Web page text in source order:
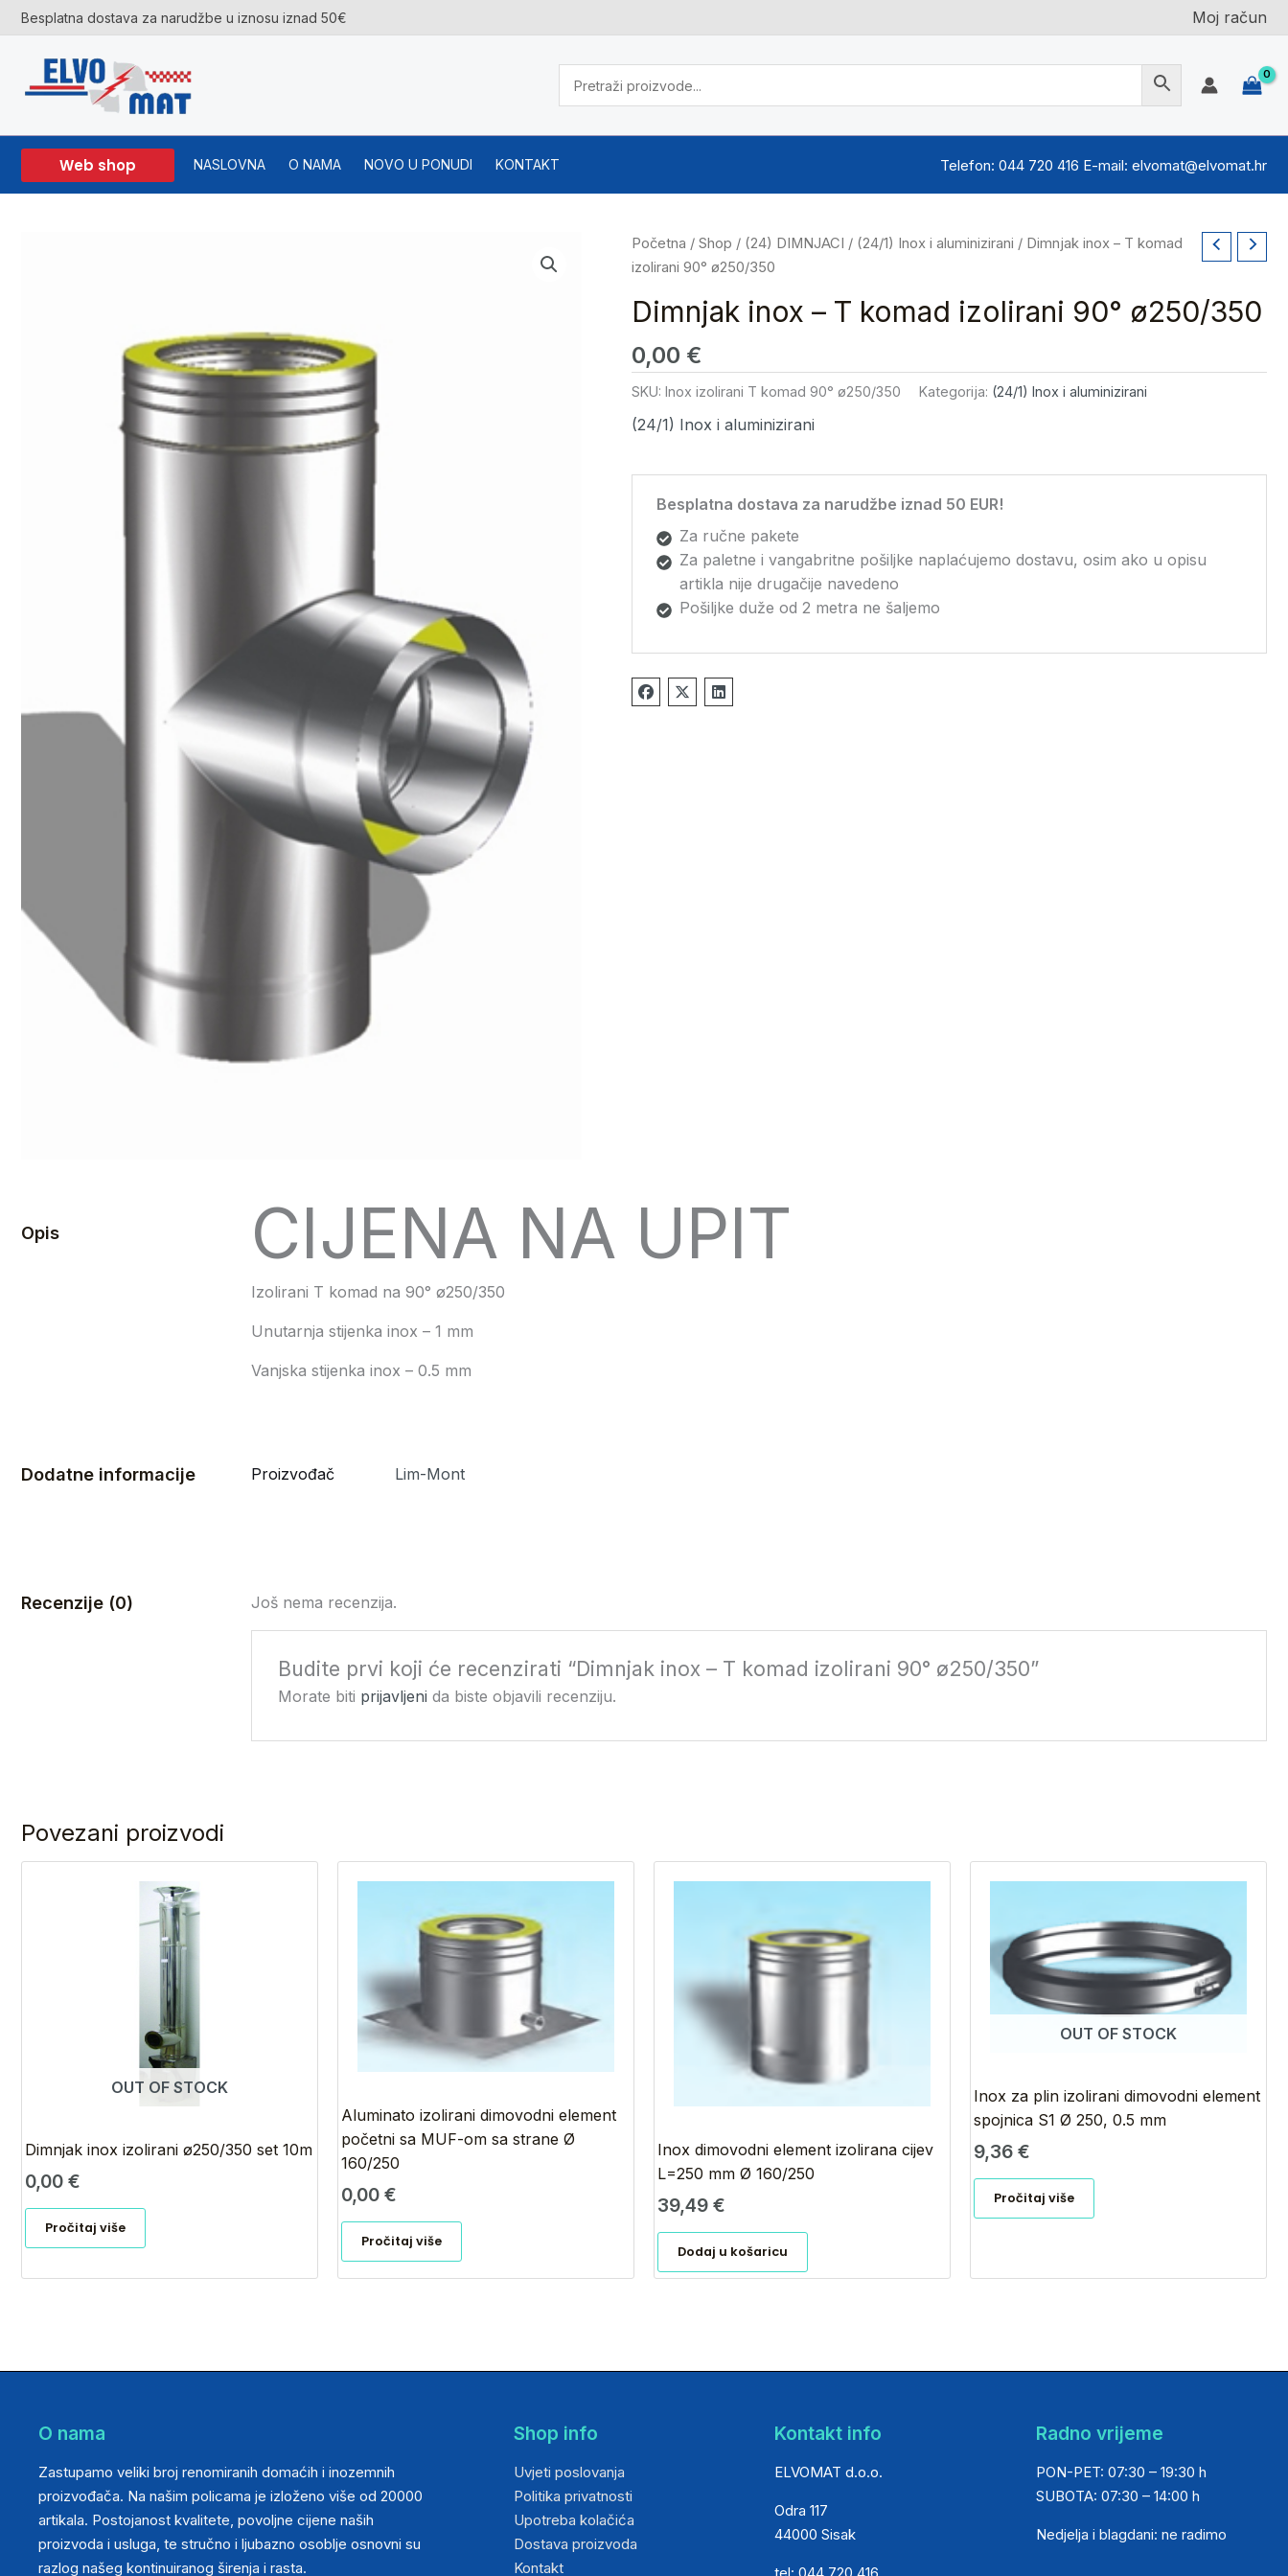
Skip
to
content
Besplatna dostava za narudžbe u iznosu iznad 50€ Moj račun
Web shop NASLOVNA O NAMA NOVO U PONUDI KONTAKT Telefon: 044 720 416 E-mail: elvomat@elvomat.hr
Početna / Shop / (24) DIMNJACI / (24/1) Inox i aluminizirani / Dimnjak inox – T komad
izolirani 90° ø250/350
Dimnjak inox – T komad izolirani 90° ø250/350
0,00 €
SKU: Inox izolirani T komad 90° ø250/350 Kategorija: (24/1) Inox i aluminizirani
(24/1) Inox i aluminizirani
Besplatna dostava za narudžbe iznad 50 EUR!
Za ručne pakete
Za paletne i vangabritne pošiljke naplaćujemo dostavu, osim ako u opisu
artikla nije drugačije navedeno
Pošiljke duže od 2 metra ne šaljemo
Opis CIJENA NA UPIT
Izolirani T komad na 90° ø250/350
Unutarnja stijenka inox – 1 mm
Vanjska stijenka inox – 0.5 mm
Dodatne informacije Proizvođač Lim-Mont
Recenzije (0) Još nema recenzija.
Budite prvi koji će recenzirati “Dimnjak inox – T komad izolirani 90° ø250/350”
Morate biti prijavljeni da biste objavili recenziju.
Povezani proizvodi
OUT OF STOCK
Dimnjak inox izolirani ø250/350 set 10m
0,00€
Pročitaj više
Aluminato izolirani dimovodni element
početni sa MUF-om sa strane Ø
160/250
0,00€
Pročitaj više
Inox dimovodni element izolirana cijev
L=250 mm Ø 160/250
39,49€
Dodaj u košaricu
OUT OF STOCK
Inox za plin izolirani dimovodni element
spojnica S1 Ø 250, 0.5 mm
9,36€
Pročitaj više
O nama
Zastupamo veliki broj renomiranih domaćih i inozemnih
proizvođača. Na našim policama je izloženo više od 20000
artikala. Postojanost kvalitete, povoljne cijene naših
proizvoda i usluga, te stručno i ljubazno osoblje osnovni su
razlog našeg kontinuiranog širenja i rasta.
Shop info
Uvjeti poslovanja
Politika privatnosti
Upotreba kolačića
Dostava proizvoda
Kontakt
Kontakt info
ELVOMAT d.o.o.
Odra 117
44000 Sisak
tel: 044 720 416
Radno vrijeme
PON-PET: 07:30 – 19:30 h
SUBOTA: 07:30 – 14:00 h
Nedjelja i blagdani: ne radimo